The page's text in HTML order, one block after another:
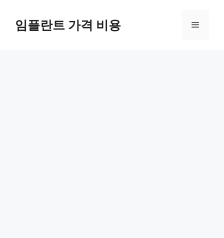
content임플란트 가격 비용 Menu